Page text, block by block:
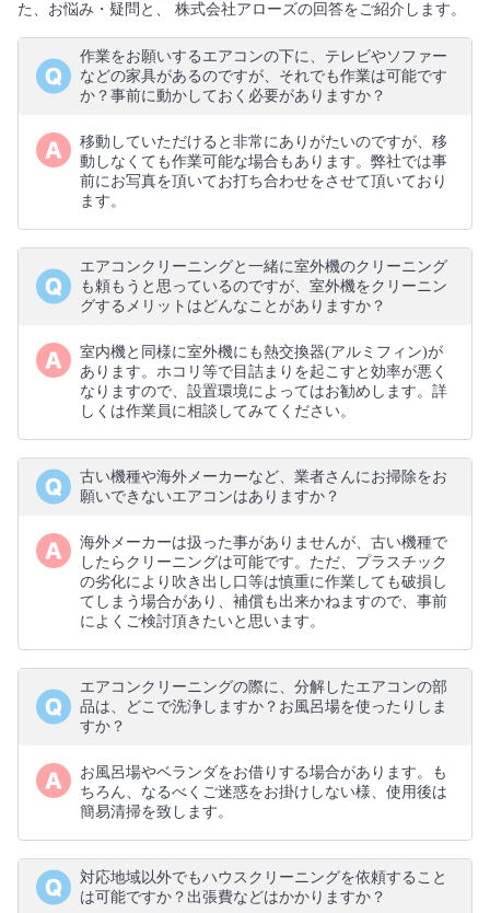
た、お悩み・疑問と、 株式会社アローズの回答をご紹介します。
作業をお願いするエアコンの下に、テレビやソファー
などの家具があるのですが、それでも作業は可能です
か？事前に動かしておく必要がありますか？
移動していただけると非常にありがたいのですが、移
動しなくても作業可能な場合もあります。弊社では事
前にお写真を頂いてお打ち合わせをさせて頂いており
ます。
エアコンクリーニングと一緒に室外機のクリーニング
も頼もうと思っているのですが、室外機をクリーニン
グするメリットはどんなことがありますか？
室内機と同様に室外機にも熱交換器(アルミフィン)が
あります。ホコリ等で目詰まりを起こすと効率が悪く
なりますので、設置環境によってはお勧めします。詳
しくは作業員に相談してみてください。
古い機種や海外メーカーなど、業者さんにお掃除をお
願いできないエアコンはありますか？
海外メーカーは扱った事がありませんが、古い機種で
したらクリーニングは可能です。ただ、プラスチック
の劣化により吹き出し口等は慎重に作業しても破損し
てしまう場合があり、補償も出来かねますので、事前
によくご検討頂きたいと思います。
エアコンクリーニングの際に、分解したエアコンの部
品は、どこで洗浄しますか？お風呂場を使ったりしま
すか？
お風呂場やベランダをお借りする場合があります。も
ちろん、なるべくご迷惑をお掛けしない様、使用後は
簡易清掃を致します。
対応地域以外でもハウスクリーニングを依頼すること
は可能ですか？出張費などはかかりますか？